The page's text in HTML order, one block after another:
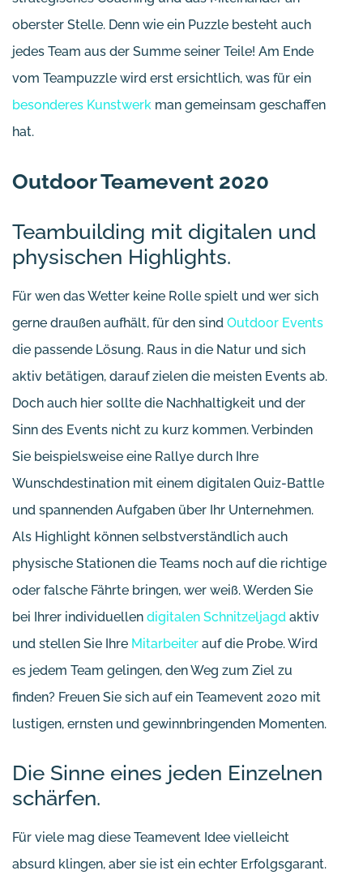
oberster Stelle. Denn wie ein Puzzle besteht auch
jedes Team aus der Summe seiner Teile! Am Ende
vom Teampuzzle wird erst ersichtlich, was für ein
besonderes Kunstwerk man gemeinsam geschaffen
hat.
Outdoor Teamevent 2020
Teambuilding mit digitalen und
physischen Highlights.
Für wen das Wetter keine Rolle spielt und wer sich
gerne draußen aufhält, für den sind Outdoor Events
die passende Lösung. Raus in die Natur und sich
aktiv betätigen, darauf zielen die meisten Events ab.
Doch auch hier sollte die Nachhaltigkeit und der
Sinn des Events nicht zu kurz kommen. Verbinden
Sie beispielsweise eine Rallye durch Ihre
Wunschdestination mit einem digitalen Quiz-Battle
und spannenden Aufgaben über Ihr Unternehmen.
Als Highlight können selbstverständlich auch
physische Stationen die Teams noch auf die richtige
oder falsche Fährte bringen, wer weiß. Werden Sie
bei Ihrer individuellen digitalen Schnitzeljagd aktiv
und stellen Sie Ihre Mitarbeiter auf die Probe. Wird
es jedem Team gelingen, den Weg zum Ziel zu
finden? Freuen Sie sich auf ein Teamevent 2020 mit
lustigen, ernsten und gewinnbringenden Momenten.
Die Sinne eines jeden Einzelnen
schärfen.
Für viele mag diese Teamevent Idee vielleicht
absurd klingen, aber sie ist ein echter Erfolgsgarant.